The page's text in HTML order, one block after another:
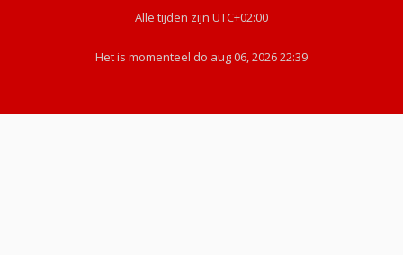
Alle tijden zijn UTC+02:00
Het is momenteel do aug 06, 2026 22:39